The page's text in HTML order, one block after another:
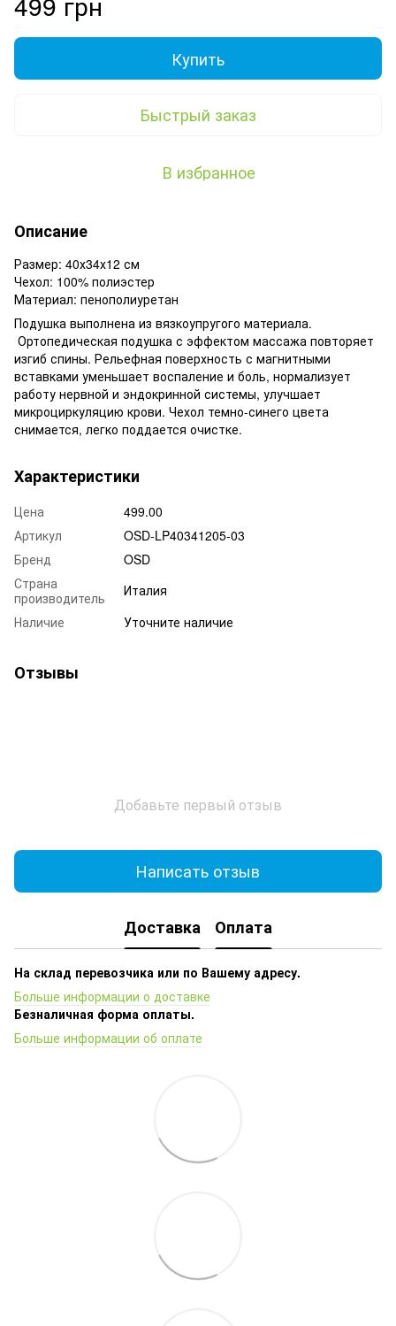
Купить
Быстрый заказ
В избранное
Описание
Размер: 40х34х12 см
Чехол: 100% полиэстер
Материал: пенополиуретан
Подушка выполнена из вязкоупругого материала.
Ортопедическая подушка с эффектом массажа повторяет
изгиб спины. Рельефная поверхность с магнитными
вставками уменьшает воспаление и боль, нормализует
работу нервной и эндокринной системы, улучшает
микроциркуляцию крови. Чехол темно-синего цвета
снимается, легко поддается очистке.
Характеристики
Цена
499.00
Артикул
OSD-LP40341205-03
Бренд
OSD
Страна
производитель
Италия
Наличие
Уточните наличие
Отзывы
Добавьте первый отзыв
Написать отзыв
Доставка Оплата
На склад перевозчика или по Вашему адресу.
Больше информации о доставке
Безналичная форма оплаты.
Больше информации об оплате